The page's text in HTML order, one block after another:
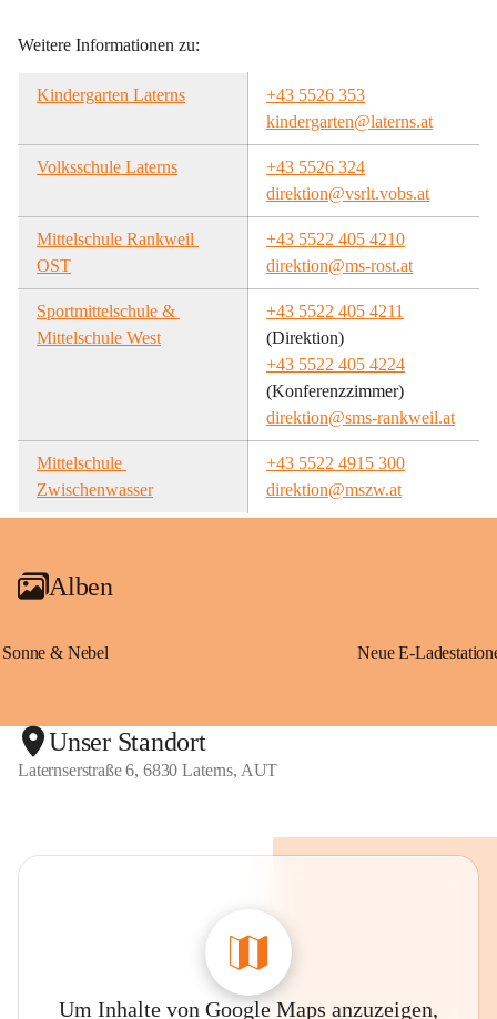
Weitere Informationen zu:
Kindergarten Laterns
+43 5526 353
kindergarten@laterns.at
Volksschule Laterns
+43 5526 324
direktion@vsrlt.vobs.at
Mittelschule Rankweil
OST
+43 5522 405 4210
direktion@ms-rost.at
Sportmittelschule &
Mittelschule West
+43 5522 405 4211
(Direktion)
+43 5522 405 4224
(Konferenzzimmer)
direktion@sms-rankweil.at
Mittelschule
Zwischenwasser
+43 5522 4915 300
direktion@mszw.at
Alben
Sonne & Nebel
Unser Standort
Laternserstraße 6, 6830 Laterns, AUT
Um Inhalte von Google Maps anzuzeigen,